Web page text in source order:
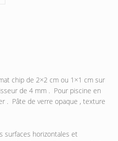
chip de 2×2 cm ou 1×1 cm sur
de 4 mm . Pour piscine en
. Pâte de verre opaque , texture
surfaces horizontales et